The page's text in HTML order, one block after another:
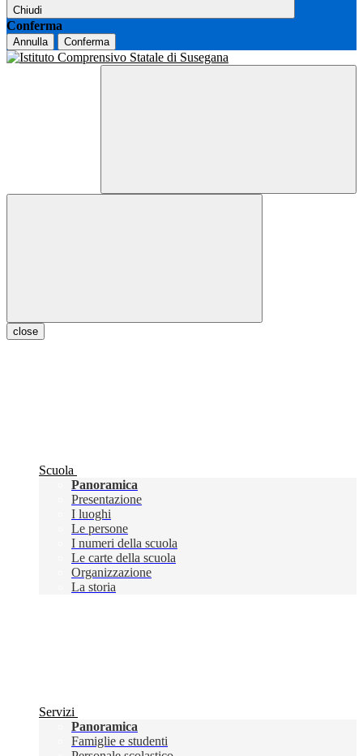
Chiudi
Conferma
Annulla Conferma
close
Scuola
Panoramica
Presentazione
I luoghi
Le persone
I numeri della scuola
Le carte della scuola
Organizzazione
La storia
Servizi
Panoramica
Famiglie e studenti